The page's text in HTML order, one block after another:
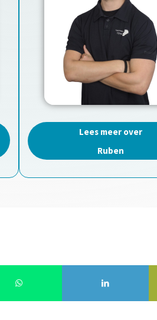
Lees meer over
Ruben